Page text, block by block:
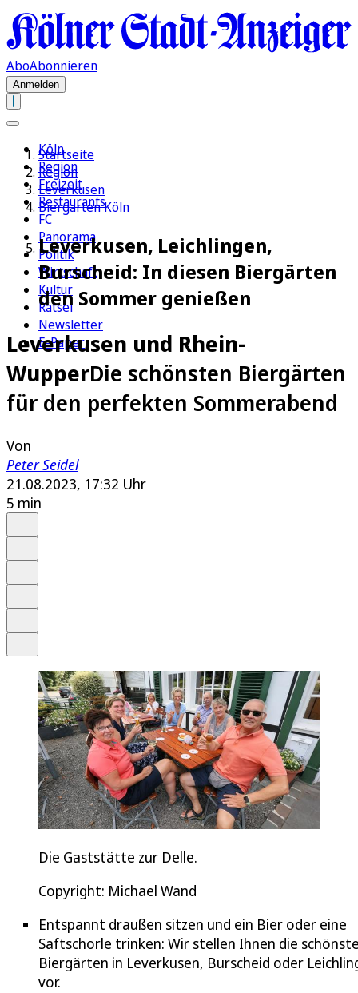
AboAbonnieren
Anmelden
Köln
Region
Freizeit
Restaurants
FC
Panorama
Politik
Wirtschaft
Kultur
Rätsel
Newsletter
E-Paper
Startseite
Region
Leverkusen
Biergarten Köln
Leverkusen, Leichlingen,
Burscheid: In diesen Biergärten
den Sommer genießen
Leverkusen und Rhein-
WupperDie schönsten Biergärten
für den perfekten Sommerabend
Von
Peter Seidel
21.08.2023, 17:32 Uhr
5 min
Die Gaststätte zur Delle.
Copyright: Michael Wand
Entspannt draußen sitzen und ein Bier oder eine
Saftschorle trinken: Wir stellen Ihnen die
Biergärten in Leverkusen, Burscheid oder
vor.